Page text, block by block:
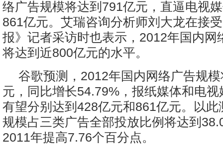
络广告规模将达到791亿元，直逼电视
861亿元。艾瑞咨询分析师刘大龙在接
报》记者采访时也表示，2012年国内网
将达到近800亿元的水平。
谷歌预测，2012年国内网络广告规
元，同比增长54.79%，报纸媒体和电
有望分别达到428亿元和861亿元。以此
规模占三类广告全部投放比例将达到
2011年提高7.76个百分点。